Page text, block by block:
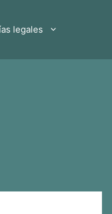
legales